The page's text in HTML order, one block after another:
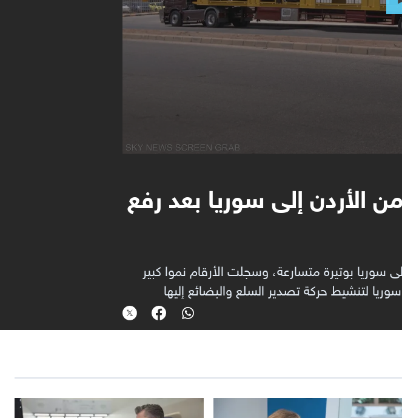
الأردن إلى سوريا بعد رفع
سوريا بوتيرة متسارعة، وسجلت الأرقام نموا كبير
لتنشيط حركة تصدير السلع والبضائع إليها